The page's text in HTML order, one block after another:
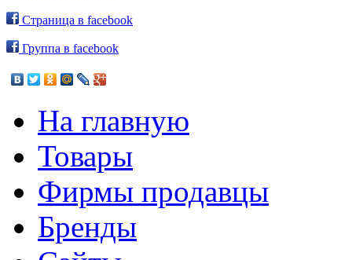
Страница в facebook
Группа в facebook
На главную
Товары
Фирмы продавцы
Бренды